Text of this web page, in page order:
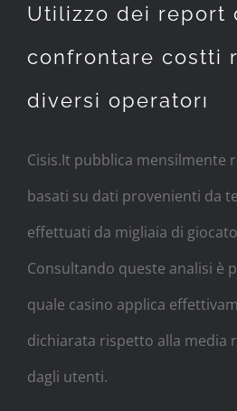
Utilizzo dei report
confrontare costti
diversi operatorı
Cisis.It pubblica mensilmente
basati su dati provenienti da
effettuati da migliaia di
Consultando queste analisi è
quale casino applica
dichiarata rispetto alla media
dagli utenti.